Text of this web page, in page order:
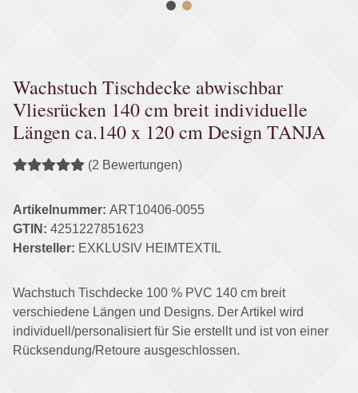
Wachstuch Tischdecke abwischbar
Vliesrücken 140 cm breit individuelle
Längen ca.140 x 120 cm Design TANJA
(2 Bewertungen)
Artikelnummer: ART10406-0055
GTIN: 4251227851623
Hersteller: EXKLUSIV HEIMTEXTIL
Wachstuch Tischdecke 100 % PVC 140 cm breit
verschiedene Längen und Designs. Der Artikel wird
individuell/personalisiert für Sie erstellt und ist von einer
Rücksendung/Retoure ausgeschlossen.